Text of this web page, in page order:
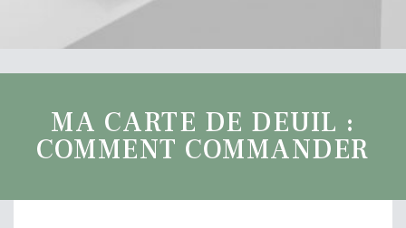
MA CARTE DE DEUIL :
COMMENT COMMANDER